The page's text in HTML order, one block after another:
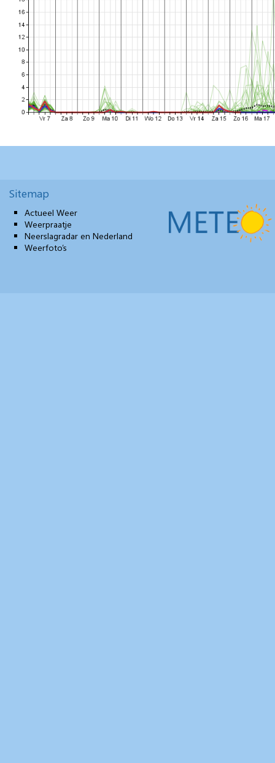
Sitemap
Actueel Weer
Weerpraatje
Neerslagradar en Nederland
Weerfoto’s